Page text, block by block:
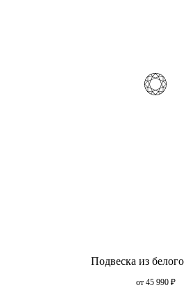
Подвеска из белого
от 45 990 ₽